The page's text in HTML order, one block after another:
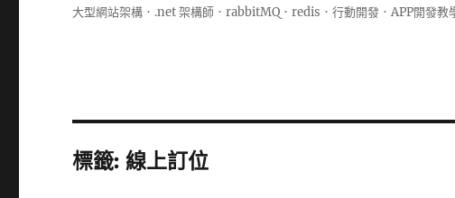
大型網站架構．.net 架構師．rabbitMQ．redis．行動開發．APP開發
標籤:線上訂位